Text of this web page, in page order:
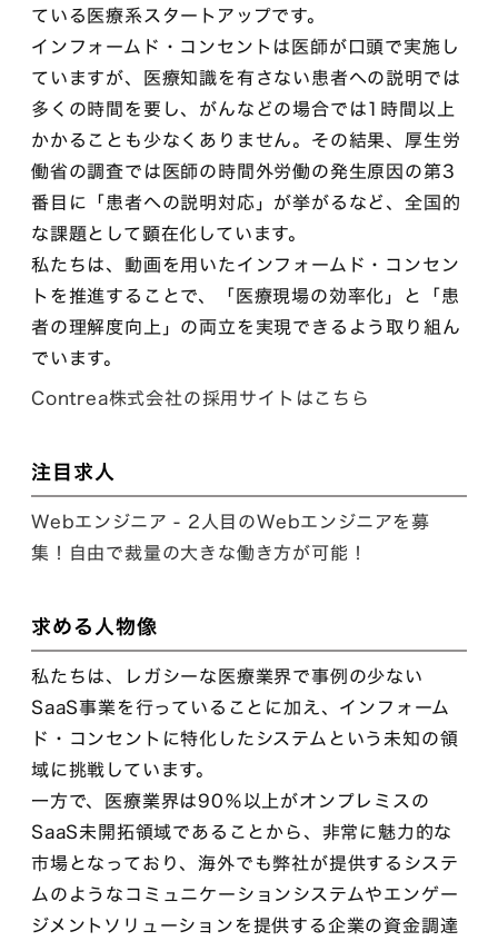
ている医療系スタートアップです。
インフォームド・コンセントは医師が口頭で実施し
ていますが、医療知識を有さない患者への説明では
多くの時間を要し、がんなどの場合では1時間以上
かかることも少なくありません。その結果、厚生労
働省の調査では医師の時間外労働の発生原因の第3
番目に「患者への説明対応」が挙がるなど、全国的
な課題として顕在化しています。
私たちは、動画を用いたインフォームド・コンセン
トを推進することで、「医療現場の効率化」と「患
者の理解度向上」の両立を実現できるよう取り組ん
でいます。
Contrea株式会社の採用サイトはこちら
注目求人
Webエンジニア - 2人目のWebエンジニアを募
集！自由で裁量の大きな働き方が可能！
求める人物像
私たちは、レガシーな医療業界で事例の少ない
SaaS事業を行っていることに加え、インフォーム
ド・コンセントに特化したシステムという未知の領
域に挑戦しています。
一方で、医療業界は90％以上がオンプレミスの
SaaS未開拓領域であることから、非常に魅力的な
市場となっており、海外でも弊社が提供するシステ
ムのようなコミュニケーションシステムやエンゲー
ジメントソリューションを提供する企業の資金調達